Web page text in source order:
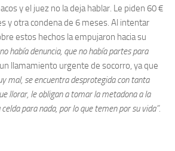
y el juez no la deja hablar. Le piden 60 €
y otra condena de 6 meses. Al intentar
estos hechos la empujaron hacia su
había denuncia, que no había partes para
llamamiento urgente de socorro, ya que
mal, se encuentra desprotegida con tanta
llorar, le obligan a tomar la metadona a la
para nada, por lo que temen por su vida”.